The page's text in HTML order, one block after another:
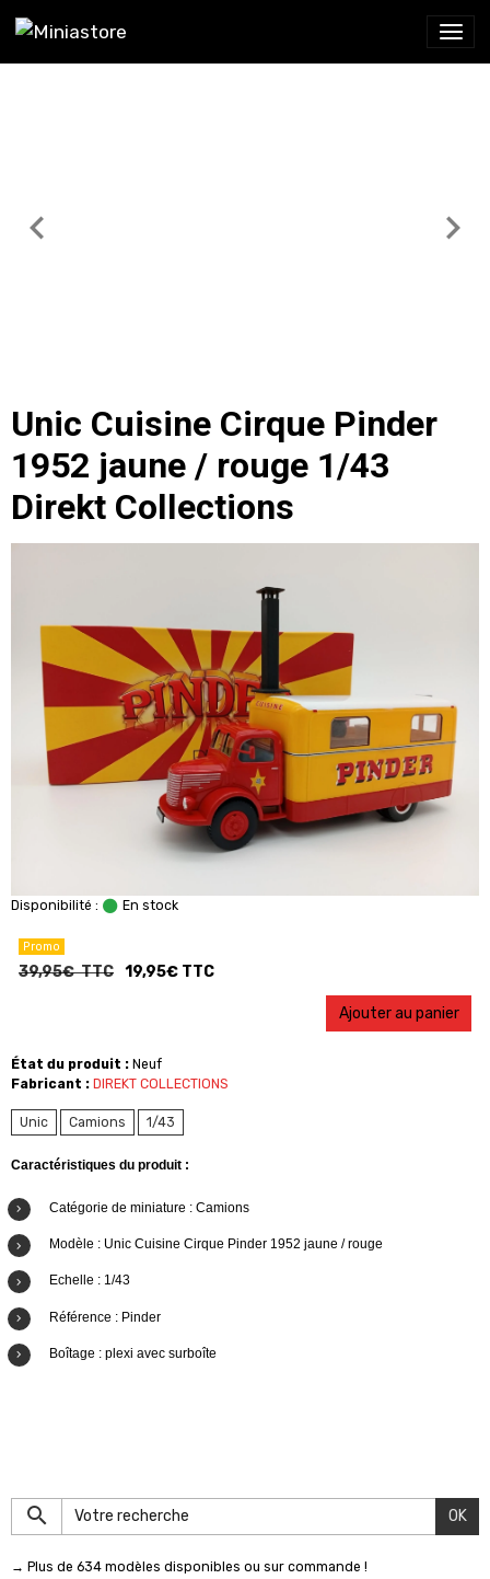
Unic Cuisine Cirque Pinder
1952 jaune / rouge 1/43
Direkt Collections
Disponibilité : En stock
Promo
39,95€ TTC 19,95€ TTC
Ajouter au panier
État du produit : Neuf
Fabricant : DIREKT COLLECTIONS
Unic Camions 1/43
Caractéristiques du produit :
Catégorie de miniature : Camions
Modèle : Unic Cuisine Cirque Pinder 1952 jaune / rouge
Echelle : 1/43
Référence : Pinder
Boîtage : plexi avec surboîte
OK
→ Plus de 634 modèles disponibles ou sur commande !